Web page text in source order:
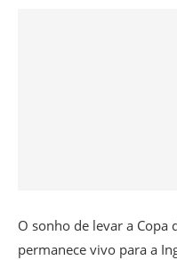
O sonho de levar a Copa
permanece vivo para a